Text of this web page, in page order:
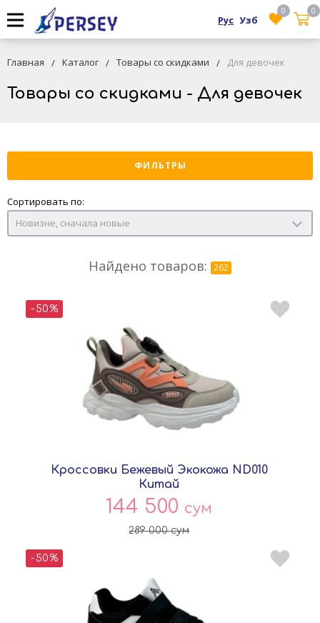
0
0
Рус Узб
Главная Каталог Товары со скидками Для девочек
Товары со скидками - Для девочек
ФИЛЬТРЫ
Сортировать по:
Новизне, сначала новые
Найдено товаров: 262
-50%
Кроссовки Бежевый Экокожа ND010
Китай
144 500 сум
289 000сум
-50%